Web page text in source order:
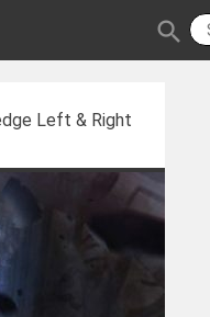
search
Left & Right